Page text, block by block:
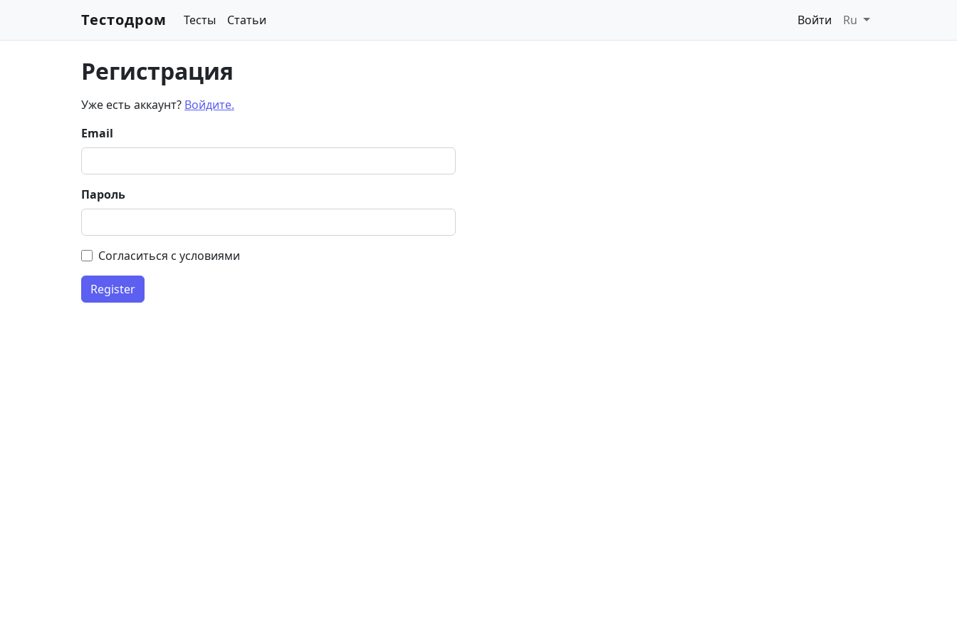
Тестодром Тесты Статьи Войти Ru
Регистрация
Уже есть аккаунт? Войдите.
Email
Пароль
Согласиться с условиями
Register